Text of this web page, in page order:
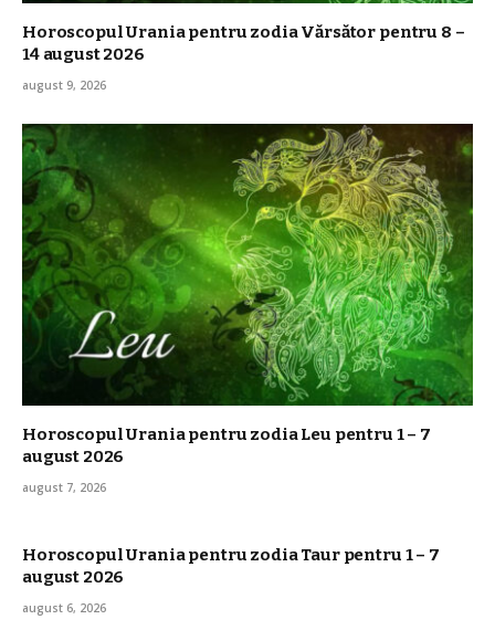
Horoscopul Urania pentru zodia Vărsător pentru 8 –
14 august 2026
august 9, 2026
Horoscopul Urania pentru zodia Leu pentru 1 – 7
august 2026
august 7, 2026
Horoscopul Urania pentru zodia Taur pentru 1 – 7
august 2026
august 6, 2026